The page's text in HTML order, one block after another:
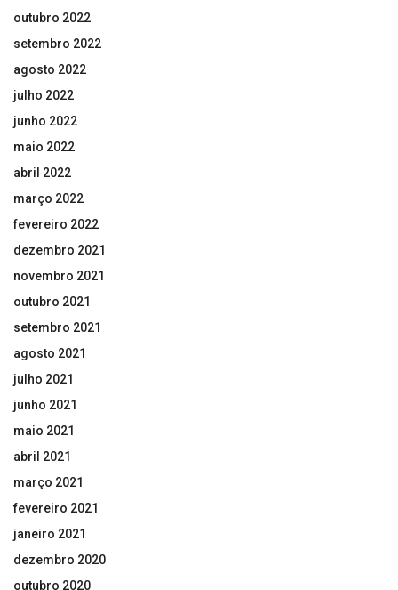
outubro 2022
setembro 2022
agosto 2022
julho 2022
junho 2022
maio 2022
abril 2022
março 2022
fevereiro 2022
dezembro 2021
novembro 2021
outubro 2021
setembro 2021
agosto 2021
julho 2021
junho 2021
maio 2021
abril 2021
março 2021
fevereiro 2021
janeiro 2021
dezembro 2020
outubro 2020